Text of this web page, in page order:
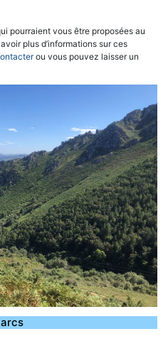
pourraient vous être proposées au
plus d’informations sur ces
ou vous pouvez laisser un